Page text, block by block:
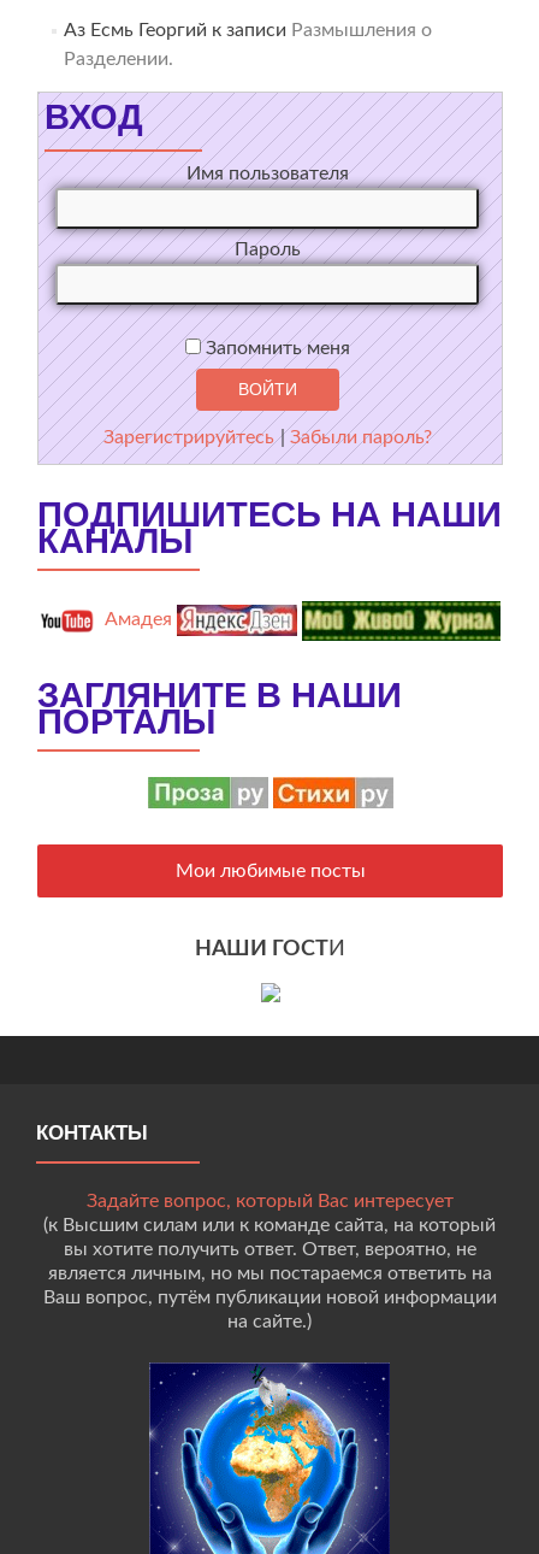
Аз Есмь Георгий к записи Размышления о
Разделении.
ВХОД
Имя пользователя
Пароль
Запомнить меня
Зарегистрируйтесь |Забыли пароль?
ПОДПИШИТЕСЬ НА НАШИ
КАНАЛЫ
Амадея
ЗАГЛЯНИТЕ В НАШИ
ПОРТАЛЫ
Мои любимые посты
НАШИ ГОСТИ
КОНТАКТЫ
Задайте вопрос, который Вас интересует
(к Высшим силам или к команде сайта, на который
вы хотите получить ответ. Ответ, вероятно, не
является личным, но мы постараемся ответить на
Ваш вопрос, путём публикации новой информации
на сайте.)